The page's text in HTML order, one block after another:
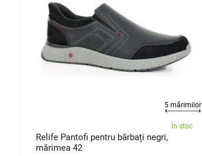
5 mărimilor
în stoc
Relife Pantofi pentru bărbați negri,
mărimea 42